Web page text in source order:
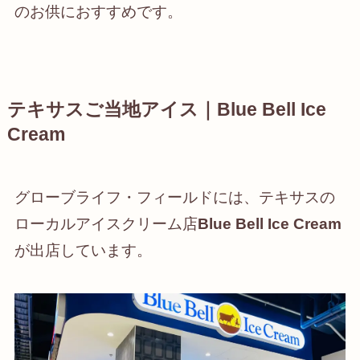
のお供におすすめです。
テキサスご当地アイス｜Blue Bell Ice
Cream
グローブライフ・フィールドには、テキサスの
ローカルアイスクリーム店Blue Bell Ice Cream
が出店しています。